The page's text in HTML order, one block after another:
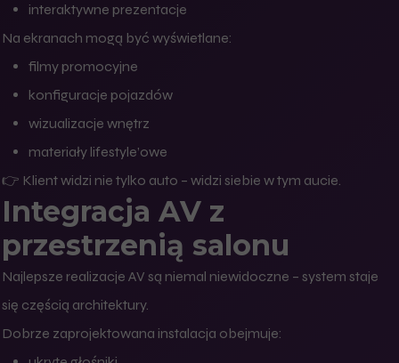
interaktywne prezentacje
Na ekranach mogą być wyświetlane:
filmy promocyjne
konfiguracje pojazdów
wizualizacje wnętrz
materiały lifestyle’owe
👉 Klient widzi nie tylko auto – widzi siebie w tym aucie.
Integracja AV z
przestrzenią salonu
Najlepsze realizacje AV są niemal niewidoczne – system staje
się częścią architektury.
Dobrze zaprojektowana instalacja obejmuje: